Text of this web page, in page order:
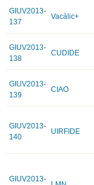
GIUV2013-
137
Vacàlic+
GIUV2013-
138
CUDIDE
GIUV2013-
139
CIAO
GIUV2013-
140
UIRFIDE
GIUV2013-